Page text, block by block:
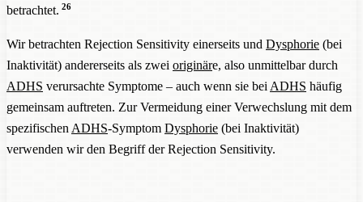
betrachtet. 26
Wir betrachten Rejection Sensitivity einerseits und Dysphorie (bei
Inaktivität) andererseits als zwei originäre, also unmittelbar durch
ADHS verursachte Symptome – auch wenn sie bei ADHS häufig
gemeinsam auftreten. Zur Vermeidung einer Verwechslung mit dem
spezifischen ADHS-Symptom Dysphorie (bei Inaktivität)
verwenden wir den Begriff der Rejection Sensitivity.